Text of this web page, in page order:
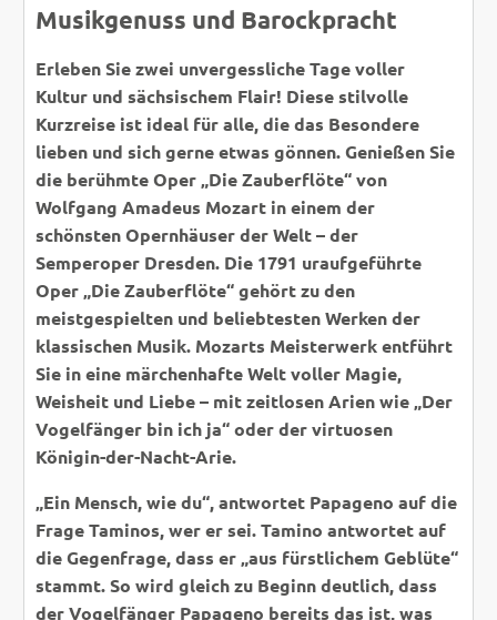
Musikgenuss und Barockpracht
Erleben Sie zwei unvergessliche Tage voller
Kultur und sächsischem Flair! Diese stilvolle
Kurzreise ist ideal für alle, die das Besondere
lieben und sich gerne etwas gönnen. Genießen Sie
die berühmte Oper „Die Zauberflöte“ von
Wolfgang Amadeus Mozart in einem der
schönsten Opernhäuser der Welt – der
Semperoper Dresden. Die 1791 uraufgeführte
Oper „Die Zauberflöte“ gehört zu den
meistgespielten und beliebtesten Werken der
klassischen Musik. Mozarts Meisterwerk entführt
Sie in eine märchenhafte Welt voller Magie,
Weisheit und Liebe – mit zeitlosen Arien wie „Der
Vogelfänger bin ich ja“ oder der virtuosen
Königin-der-Nacht-Arie.
„Ein Mensch, wie du“, antwortet Papageno auf die
Frage Taminos, wer er sei. Tamino antwortet auf
die Gegenfrage, dass er „aus fürstlichem Geblüte“
stammt. So wird gleich zu Beginn deutlich, dass
der Vogelfänger Papageno bereits das ist, was